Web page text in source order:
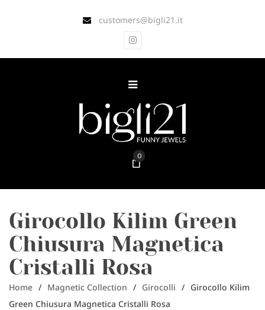
customers@bigli21.it
0
Girocollo Kilim Green
Chiusura Magnetica
Cristalli Rosa
Home / Magnetic Collection / Girocolli / Girocollo Kilim
Green Chiusura Magnetica Cristalli Rosa